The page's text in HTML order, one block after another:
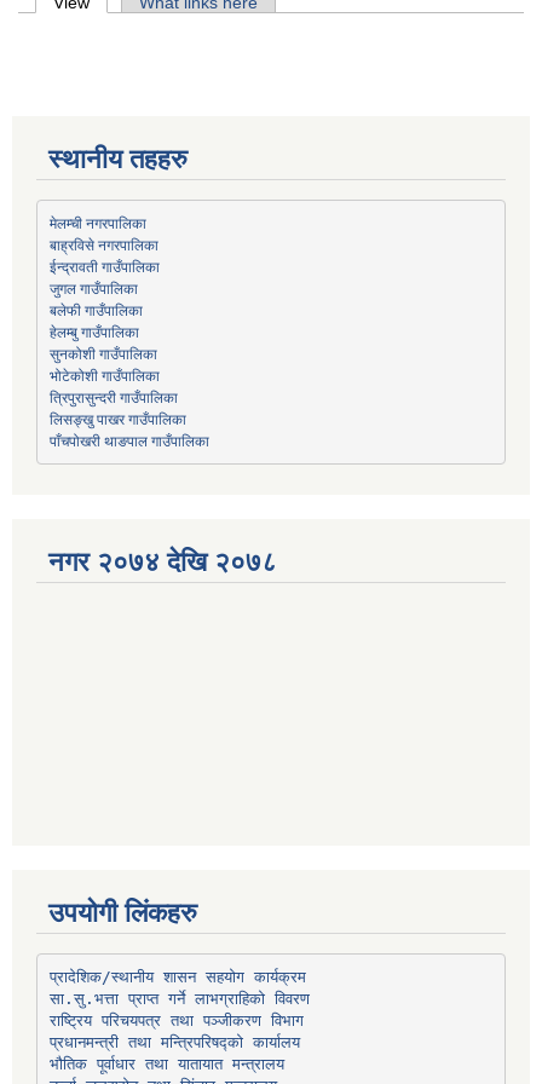
Primary tabs
स्थानीय तहहरु
मेलम्ची नगरपालिका
बाह्रविसे नगरपालिका
ईन्द्रावती गाउँपालिका
जुगल गाउँपालिका
बलेफी गाउँपालिका
हेलम्बु गाउँपालिका
सुनकोशी गाउँपालिका
भोटेकोशी गाउँपालिका
त्रिपुरासुन्दरी गाउँपालिका
लिसङ्खु पाखर गाउँपालिका
पाँचपोखरी थाङपाल गाउँपालिका
नगर २०७४ देखि २०७८
उपयोगी लिंकहरु
प्रादेशिक/स्थानीय शासन सहयोग कार्यक्रम
सा.सु.भत्ता प्राप्त गर्ने लाभग्राहिको विवरण
राष्ट्रिय परिचयपत्र तथा पञ्‍जीकरण विभाग
प्रधानमन्त्री तथा मन्त्रिपरिषद्को कार्यालय
भौतिक पूर्वाधार तथा यातायात मन्त्रालय